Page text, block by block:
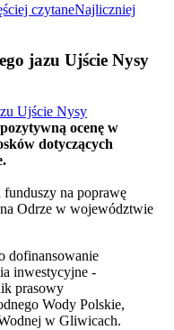
czytaneNajliczniej
jazu Ujście Nysy
ocenę w
dotyczących
na poprawę
Odrze w województwie
dofinansowanie
inwestycyjne -
prasowy
Wody Polskie,
w Gliwicach.